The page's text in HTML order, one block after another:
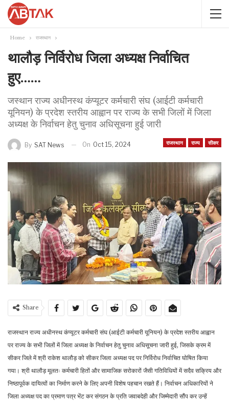
Home राजस्थान
थालौड़ निर्विरोध जिला अध्यक्ष निर्वाचित
हुए……
जस्थान राज्य अधीनस्थ कंप्यूटर कर्मचारी संघ (आईटी कर्मचारी
यूनियन) के प्रदेश स्तरीय आह्वान पर राज्य के सभी जिलों में जिला
अध्यक्ष के निर्वाचन हेतु चुनाव अधिसूचना हुई जारी
राजस्थान राज्य सीकर
By SAT News On Oct 15, 2024
Share
राजस्थान राज्य अधीनस्थ कंप्यूटर कर्मचारी संघ (आईटी कर्मचारी यूनियन) के प्रदेश स्तरीय आह्वान
पर राज्य के सभी जिलों में जिला अध्यक्ष के निर्वाचन हेतु चुनाव अधिसूचना जारी हुई, जिसके क्रम में
सीकर जिले में श्री राकेश थालौड़ को सीकर जिला अध्यक्ष पद पर निर्विरोध निर्वाचित घोषित किया
गया। श्री थालौड़ मूलतः कर्मचारी हितों और सामाजिक सरोकारों जैसी गतिविधियों में सदैव सक्रिय और
निष्ठापूर्वक दायित्वों का निर्माण करने के लिए अपनी विशेष पहचान रखते हैं। निर्वाचन अधिकारियों ने
जिला अध्यक्ष पद का प्रमाण पत्र भेंट कर संगठन के प्रति जवाबदेही और जिम्मेदारी सौंप कर उन्हें